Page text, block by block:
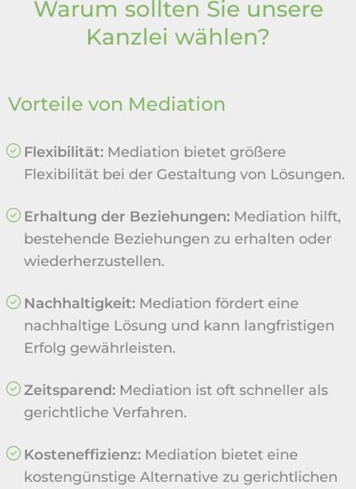
Warum sollten Sie unsere
Kanzlei wählen?
Vorteile von Mediation
Flexibilität: Mediation bietet größere
Flexibilität bei der Gestaltung von Lösungen.
Erhaltung der Beziehungen: Mediation hilft,
bestehende Beziehungen zu erhalten oder
wiederherzustellen.
Nachhaltigkeit: Mediation fördert eine
nachhaltige Lösung und kann langfristigen
Erfolg gewährleisten.
Zeitsparend: Mediation ist oft schneller als
gerichtliche Verfahren.
Kosteneffizienz: Mediation bietet eine
kostengünstige Alternative zu gerichtlichen